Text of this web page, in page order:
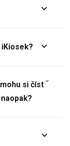
si číst